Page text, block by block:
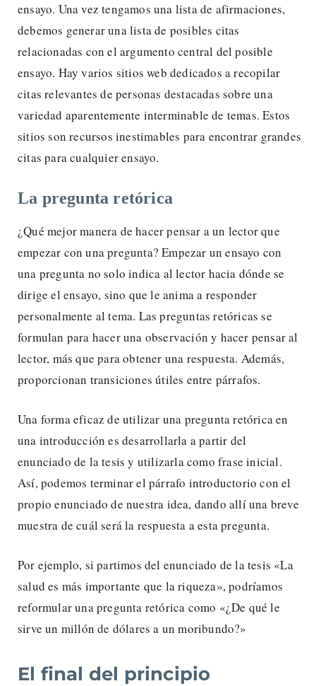
ensayo. Una vez tengamos una lista de afirmaciones,
debemos generar una lista de posibles citas
relacionadas con el argumento central del posible
ensayo. Hay varios sitios web dedicados a recopilar
citas relevantes de personas destacadas sobre una
variedad aparentemente interminable de temas. Estos
sitios son recursos inestimables para encontrar grandes
citas para cualquier ensayo.
La pregunta retórica
¿Qué mejor manera de hacer pensar a un lector que
empezar con una pregunta? Empezar un ensayo con
una pregunta no solo indica al lector hacia dónde se
dirige el ensayo, sino que le anima a responder
personalmente al tema. Las preguntas retóricas se
formulan para hacer una observación y hacer pensar al
lector, más que para obtener una respuesta. Además,
proporcionan transiciones útiles entre párrafos.
Una forma eficaz de utilizar una pregunta retórica en
una introducción es desarrollarla a partir del
enunciado de la tesis y utilizarla como frase inicial.
Así, podemos terminar el párrafo introductorio con el
propio enunciado de nuestra idea, dando allí una breve
muestra de cuál será la respuesta a esta pregunta.
Por ejemplo, si partimos del enunciado de la tesis «La
salud es más importante que la riqueza», podríamos
reformular una pregunta retórica como «¿De qué le
sirve un millón de dólares a un moribundo?»
El final del principio